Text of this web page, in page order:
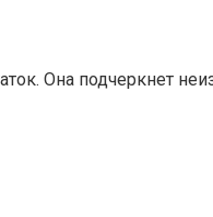
Она подчеркнет